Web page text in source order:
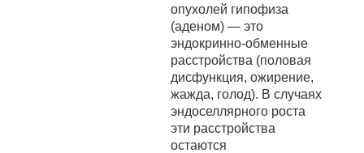
опухолей гипофиза
(аденом) — это
эндокринно-обменные
расстройства (половая
дисфункция, ожирение,
жажда, голод). В случаях
эндоселлярного роста
эти расстройства
остаются